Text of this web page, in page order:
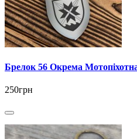
Брелок 56 Окрема
250грн